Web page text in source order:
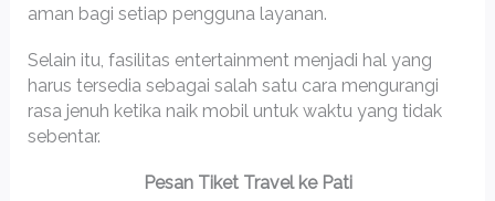
aman bagi setiap pengguna layanan.
Selain itu, fasilitas entertainment menjadi hal yang
harus tersedia sebagai salah satu cara mengurangi
rasa jenuh ketika naik mobil untuk waktu yang tidak
sebentar.
Pesan Tiket Travel ke Pati